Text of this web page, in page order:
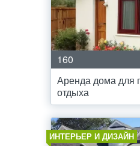
160
Аренда дома для
отдыха
ИНТЕРЬЕР И ДИЗАЙН